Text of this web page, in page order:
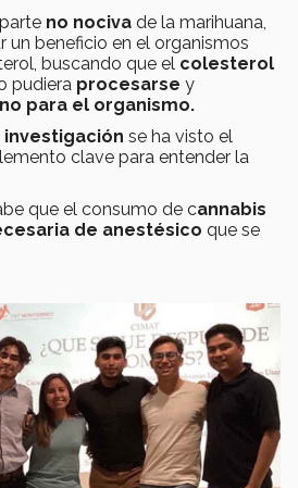
no nociva de la marihuana,
un beneficio en el organismos
buscando que el colesterol
pudiera procesarse y
para el organismo.
se ha visto el
clave para entender la
que el consumo de cannabis
de anestésico que se